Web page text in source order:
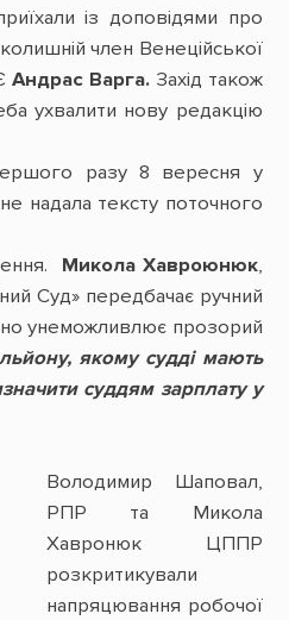
із доповідями про
член Венеційської
Андрас Варга.Захід також
ухвалити нову редакцію
разу 8 вересня у
надала тексту поточного
Микола Хавроюнюк,
Суд» передбачає ручний
унеможливлює прозорий
якому судді мають
суддям зарплату у
Володимир Шаповал,
РПР та Микола
Хавронюк ЦППР
розкритикували
напряцювання робочої